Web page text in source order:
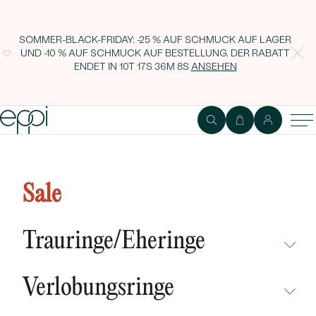
SOMMER-BLACK-FRIDAY: -25 % AUF SCHMUCK AUF LAGER
UND -10 % AUF SCHMUCK AUF BESTELLUNG. DER RABATT
ENDET IN 10T 17S 36M 7S ANSEHEN
Sale
Trauringe/Eheringe
NEUHEITEN
Verlobungsringe
Pepper Diamanten Kieren